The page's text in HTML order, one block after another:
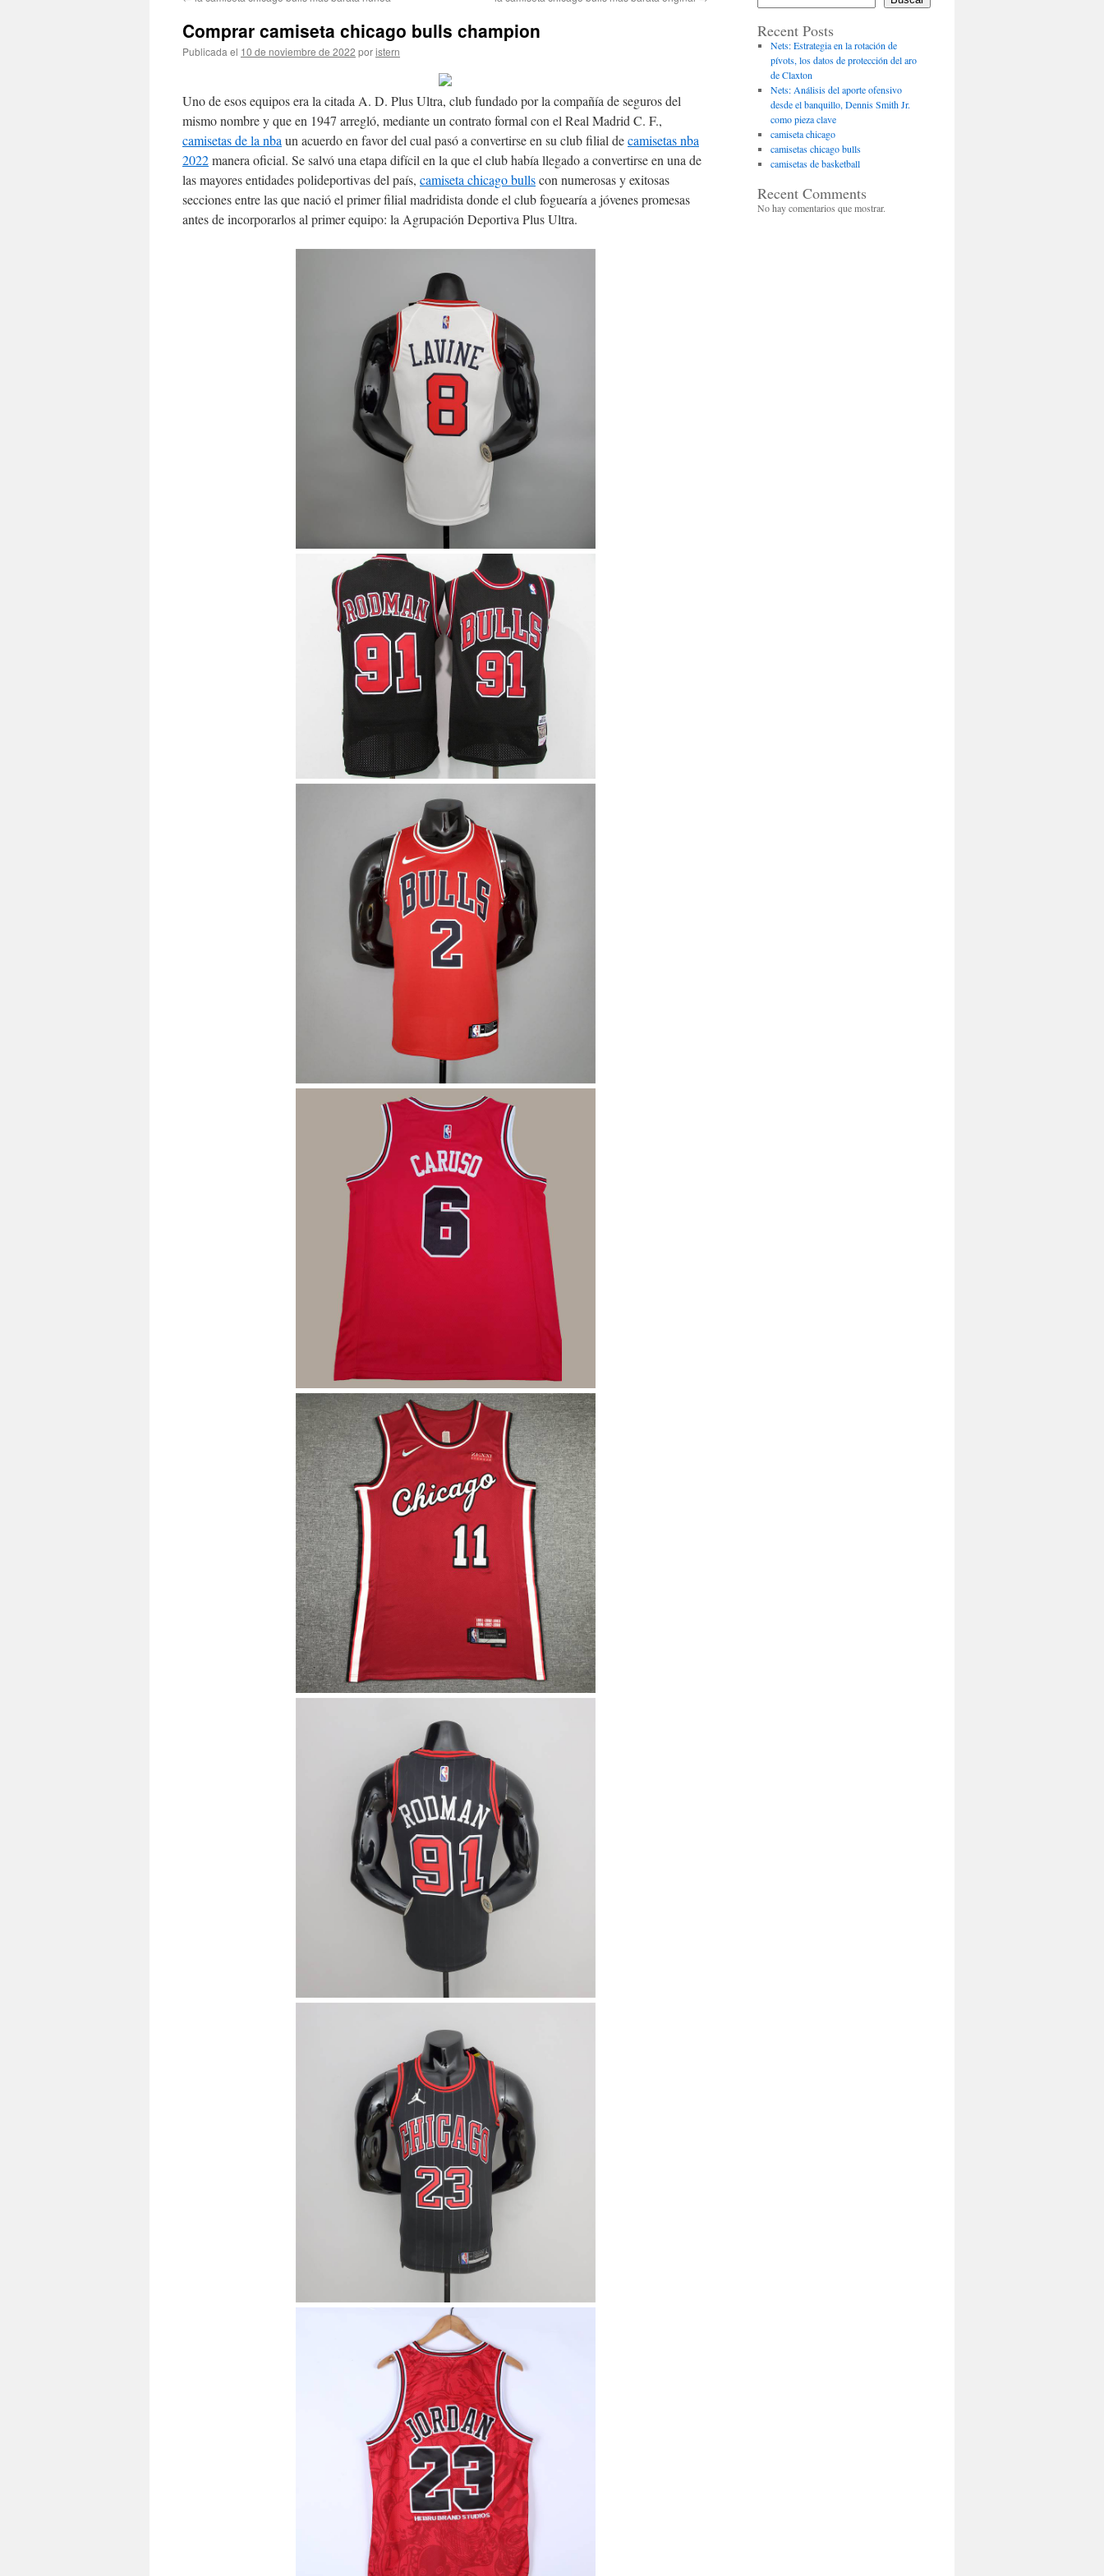
contenido
Comprar camiseta chicago bulls champion
Publicada el 10 de noviembre de 2022 poristern
Uno de esos equipos era la citada A. D. Plus Ultra, club fundado por la compañía de seguros del
mismo nombre y que en 1947 arregló, mediante un contrato formal con el Real Madrid C. F.,
camisetas de la nba un acuerdo en favor del cual pasó a convertirse en su club filial decamisetas nba
2022manera oficial. Se salvó una etapa difícil en la que el club había llegado a convertirse en una de
las mayores entidades polideportivas del país, camiseta chicago bullscon numerosas y exitosas
secciones entre las que nació el primer filial madridista donde el club foguearía a jóvenes promesas
antes de incorporarlos al primer equipo: la Agrupación Deportiva Plus Ultra.
Recent Posts
Nets: Estrategia en la rotación de
pívots, los datos de protección del aro
de Claxton
Nets: Análisis del aporte ofensivo
desde el banquillo, Dennis Smith Jr.
como pieza clave
camiseta chicago
camisetas chicago bulls
camisetas de basketball
Recent Comments
No hay comentarios que mostrar.